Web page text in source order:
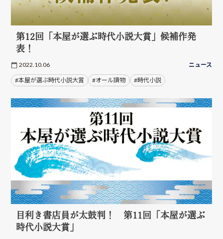
第12回「本屋が選ぶ時代小説大賞」候補作発
表！
2022.10.06 ニュース
#本屋が選ぶ時代小説大賞 #オール讀物 #時代小説
目利き書店員が太鼓判！ 第11回「本屋が選ぶ
時代小説大賞」